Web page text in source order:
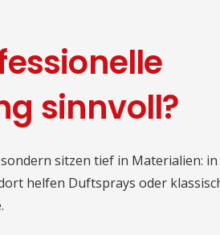
sinnvoll?
sitzen tief in Materialien:
helfen Duftsprays oder